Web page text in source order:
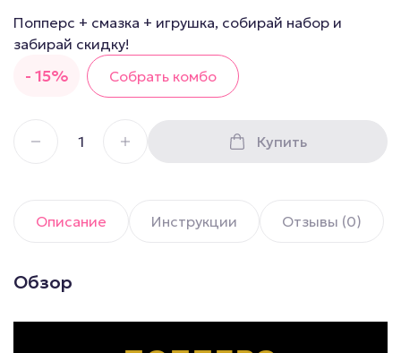
- 15%
Попперс + смазка + игрушка, собирай набор и
забирай скидку!
Собрать комбо
Купить
Описание Инструкции Отзывы (0)
Обзор